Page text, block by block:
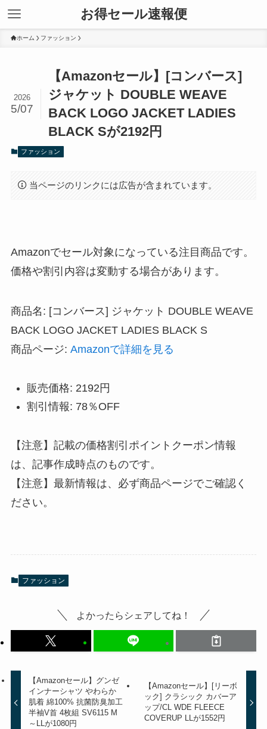
お得セール速報便
ホーム ファッション
【Amazonセール】[コンバース]
ジャケット DOUBLE WEAVE
BACK LOGO JACKET LADIES
BLACK Sが2192円
2026
5/07
ファッション
当ページのリンクには広告が含まれています。
Amazonでセール対象になっている注目商品です。
価格や割引内容は変動する場合があります。
商品名: [コンバース] ジャケット DOUBLE WEAVE
BACK LOGO JACKET LADIES BLACK S
商品ページ: Amazonで詳細を見る
販売価格: 2192円
割引情報: 78％OFF
【注意】記載の価格割引ポイントクーポン情報
は、記事作成時点のものです。
【注意】最新情報は、必ず商品ページでご確認く
ださい。
ファッション
よかったらシェアしてね！
【Amazonセール】グンゼ
インナーシャツ やわらか
肌着 綿100% 抗菌防臭加工
半袖V首 4枚組 SV6115 M
～LLが1080円
【Amazonセール】[リーボ
ック] クラシック カバーア
ップ/CL WDE FLEECE
COVERUP LLが1552円